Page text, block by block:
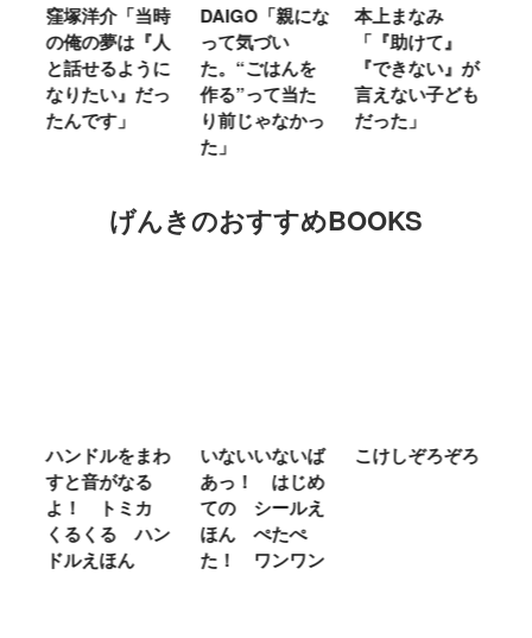
窪塚洋介「当時
の俺の夢は『人
と話せるように
なりたい』だっ
たんです」
DAIGO「親にな
って気づい
た。“ごはんを
作る”って当た
り前じゃなかっ
た」
本上まなみ
「『助けて』
『できない』が
言えない子ども
だった」
げんきのおすすめBOOKS
ハンドルをまわ
すと音がなる
よ！ トミカ
くるくる ハン
ドルえほん
いないいないば
あっ！ はじめ
ての シールえ
ほん ぺたぺ
た！ ワンワン
こけしぞろぞろ